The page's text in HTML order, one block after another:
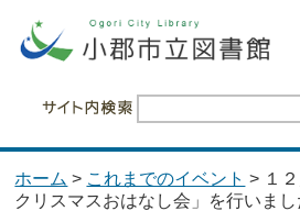
ホーム > これまでのイベント > １
クリスマスおはなし会」を行いまし